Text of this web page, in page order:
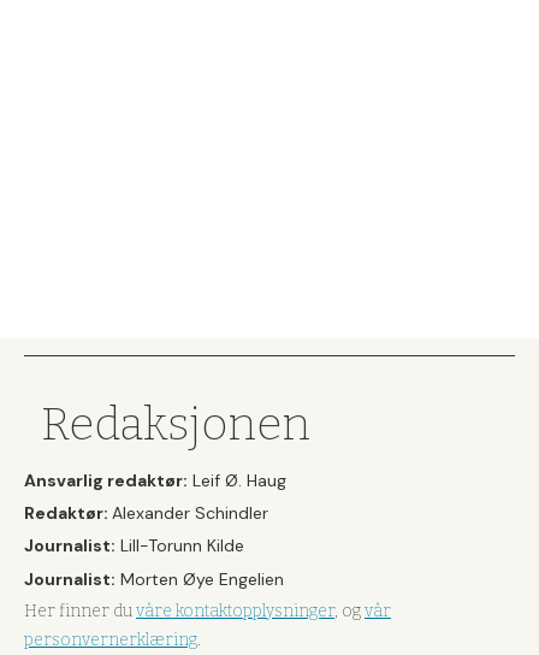
Redaksjonen
Ansvarlig redaktør: Leif Ø. Haug
Redaktør: Alexander Schindler
Journalist: Lill-Torunn Kilde
Journalist: Morten Øye Engelien
Her finner duvåre kontaktopplysninger, ogvår
personvernerklæring.